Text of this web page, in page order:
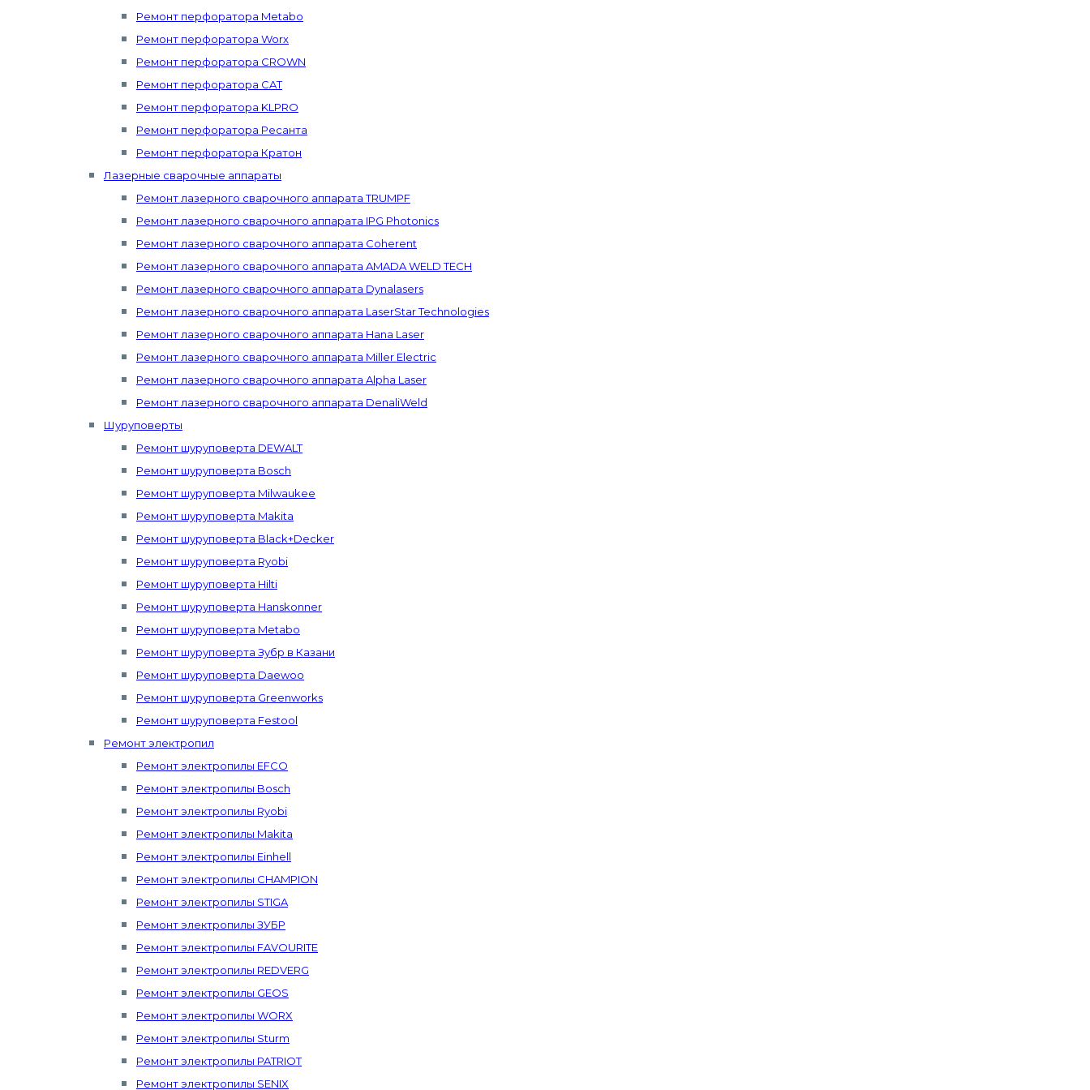
Ремонт перфоратора Metabo
Ремонт перфоратора Worx
Ремонт перфоратора CROWN
Ремонт перфоратора CAT
Ремонт перфоратора KLPRO
Ремонт перфоратора Ресанта
Ремонт перфоратора Кратон
Лазерные сварочные аппараты
Ремонт лазерного сварочного аппарата TRUMPF
Ремонт лазерного сварочного аппарата IPG Photonics
Ремонт лазерного сварочного аппарата Coherent
Ремонт лазерного сварочного аппарата AMADA WELD TECH
Ремонт лазерного сварочного аппарата Dynalasers
Ремонт лазерного сварочного аппарата LaserStar Technologies
Ремонт лазерного сварочного аппарата Hana Laser
Ремонт лазерного сварочного аппарата Miller Electric
Ремонт лазерного сварочного аппарата Alpha Laser
Ремонт лазерного сварочного аппарата DenaliWeld
Шуруповерты
Ремонт шуруповерта DEWALT
Ремонт шуруповерта Bosch
Ремонт шуруповерта Milwaukee
Ремонт шуруповерта Makita
Ремонт шуруповерта Black+Decker
Ремонт шуруповерта Ryobi
Ремонт шуруповерта Hilti
Ремонт шуруповерта Hanskonner
Ремонт шуруповерта Metabo
Ремонт шуруповерта Зубр в Казани
Ремонт шуруповерта Daewoo
Ремонт шуруповерта Greenworks
Ремонт шуруповерта Festool
Ремонт электропил
Ремонт электропилы EFCO
Ремонт электропилы Bosch
Ремонт электропилы Ryobi
Ремонт электропилы Makita
Ремонт электропилы Einhell
Ремонт электропилы CHAMPION
Ремонт электропилы STIGA
Ремонт электропилы ЗУБР
Ремонт электропилы FAVOURITE
Ремонт электропилы REDVERG
Ремонт электропилы GEOS
Ремонт электропилы WORX
Ремонт электропилы Sturm
Ремонт электропилы PATRIOT
Ремонт электропилы SENIX